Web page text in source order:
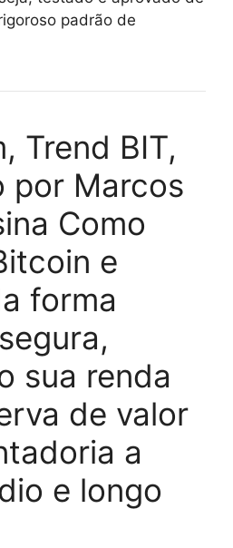
padrão de
Trend BIT,
por Marcos
Como
e
forma
sua renda
de valor
a
e longo